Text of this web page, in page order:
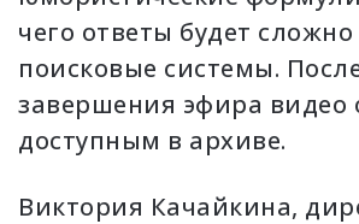
чего ответы будет
поисковые системы.
завершения эфира видео
доступным в архиве.
Виктория Качайкина,